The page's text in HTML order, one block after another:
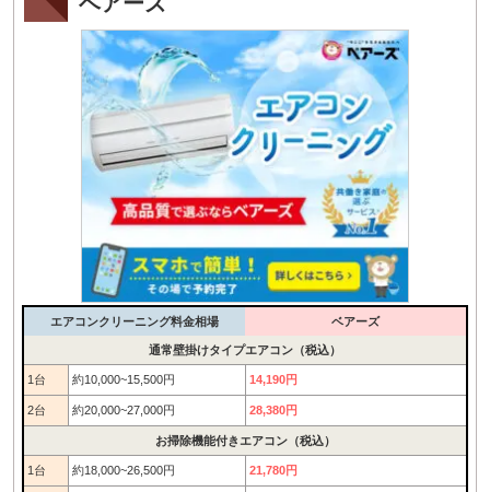
エアコンクリーニング料金相場 ベアーズ
通常壁掛けタイプエアコン（税込）
1台 約10,000~15,500円 14,190円
2台 約20,000~27,000円 28,380円
お掃除機能付きエアコン（税込）
1台 約18,000~26,500円 21,780円